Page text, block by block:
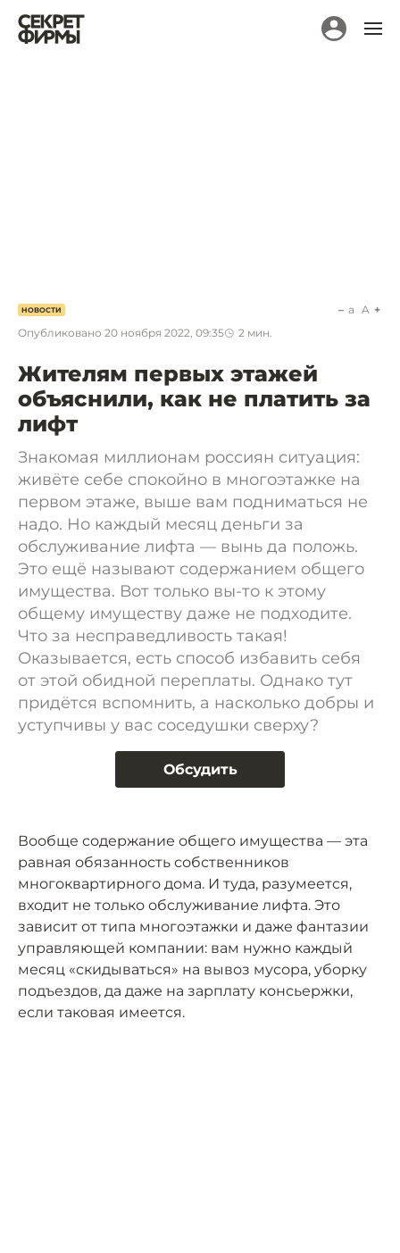
НОВОСТИ
Опубликовано 20 ноября 2022, 09:35 2 мин.
a A
Жителям первых этажей
объяснили, как не платить за
лифт
Знакомая миллионам россиян ситуация:
живёте себе спокойно в многоэтажке на
первом этаже, выше вам подниматься не
надо. Но каждый месяц деньги за
обслуживание лифта — вынь да положь.
Это ещё называют содержанием общего
имущества. Вот только вы-то к этому
общему имуществу даже не подходите.
Что за несправедливость такая!
Оказывается, есть способ избавить себя
от этой обидной переплаты. Однако тут
придётся вспомнить, а насколько добры и
уступчивы у вас соседушки сверху?
Обсудить
Вообще содержание общего имущества — эта
равная обязанность собственников
многоквартирного дома. И туда, разумеется,
входит не только обслуживание лифта. Это
зависит от типа многоэтажки и даже фантазии
управляющей компании: вам нужно каждый
месяц «скидываться» на вывоз мусора, уборку
подъездов, да даже на зарплату консьержки,
если таковая имеется.